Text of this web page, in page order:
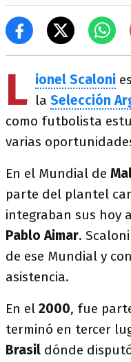
L ionel Scaloni
la Selección
como futbolista
varias
En el Mundial de
parte del plantel
integraban sus hoy
Pablo Aimar.
de ese Mundial y
asistencia.
En el 2000, fue
terminó en tercer
Brasil dónde